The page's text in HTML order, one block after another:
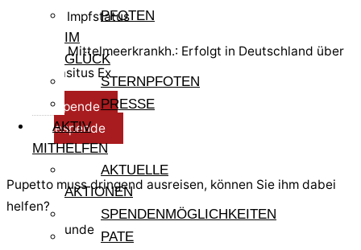
PFOTEN
IM
GLÜCK
STERNPFOTEN
PRESSE
AKTIV
MITHELFEN
AKTUELLE
AKTIONEN
SPENDENMÖGLICHKEITEN
PATE
Test- und Impfstatus
Test Mittelmeerkrankh.: Erfolgt in Deutschland über
Parasitus Ex
Reisespende
Pflegespende
Pupetto muss dringend ausreisen, können Sie ihm dabei
helfen?
Weitere Hunde